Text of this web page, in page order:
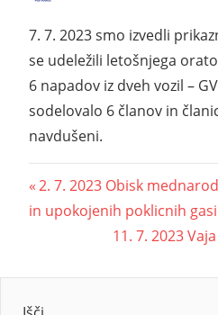
7. 7. 2023 smo izvedli
se udeležili letošnjega
6 napadov iz dveh vozil –
sodelovalo 6 članov in
navdušeni.
2. 7. 2023 Obisk
in upokojenih poklicnih
11. 7. 2023